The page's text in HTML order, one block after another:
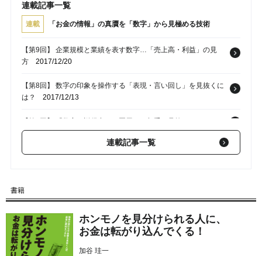
連載記事一覧
連載 「お金の情報」の真贋を「数字」から見極める技術
【第9回】 企業規模と業績を表す数字…「売上高・利益」の見
方 2017/12/20
【第8回】 数字の印象を操作する「表現・言い回し」を見抜くに
は？
2017/12/13
2017/12/06
【第6回】 日本の家庭の「エンゲル係数」が上昇している理由～
【第5回】 日本の家庭の「エンゲル係数」が上昇している理由～
前編2017/11/22
連載記事一覧
書籍
ホンモノを見分けられる人に、
お金は転がり込んでくる！
加谷 珪一